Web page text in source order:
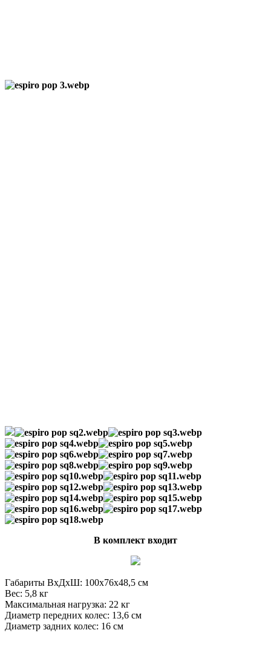
В комплект входит
Габариты ВxДxШ: 100х76х48,5 см
Вес: 5,8 кг
Максимальная нагрузка: 22 кг
Диаметр передних колес: 13,6 см
Диаметр задних колес: 16 см